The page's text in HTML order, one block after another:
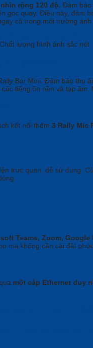
rộng 120 độ. Đảm bảo
góc quay. Điều này, đảm
cả trong môi trường ánh
lượng hình ảnh sắc nét
Bar Mini. Đảm bảo thu
tiếng ồn nền và tạp
kết nối thêm 3 Rally Mic
trực quan, dễ sử dụng.
Teams, Zoom, Google
mà không cần cài đặt
một cáp Ethernet duy